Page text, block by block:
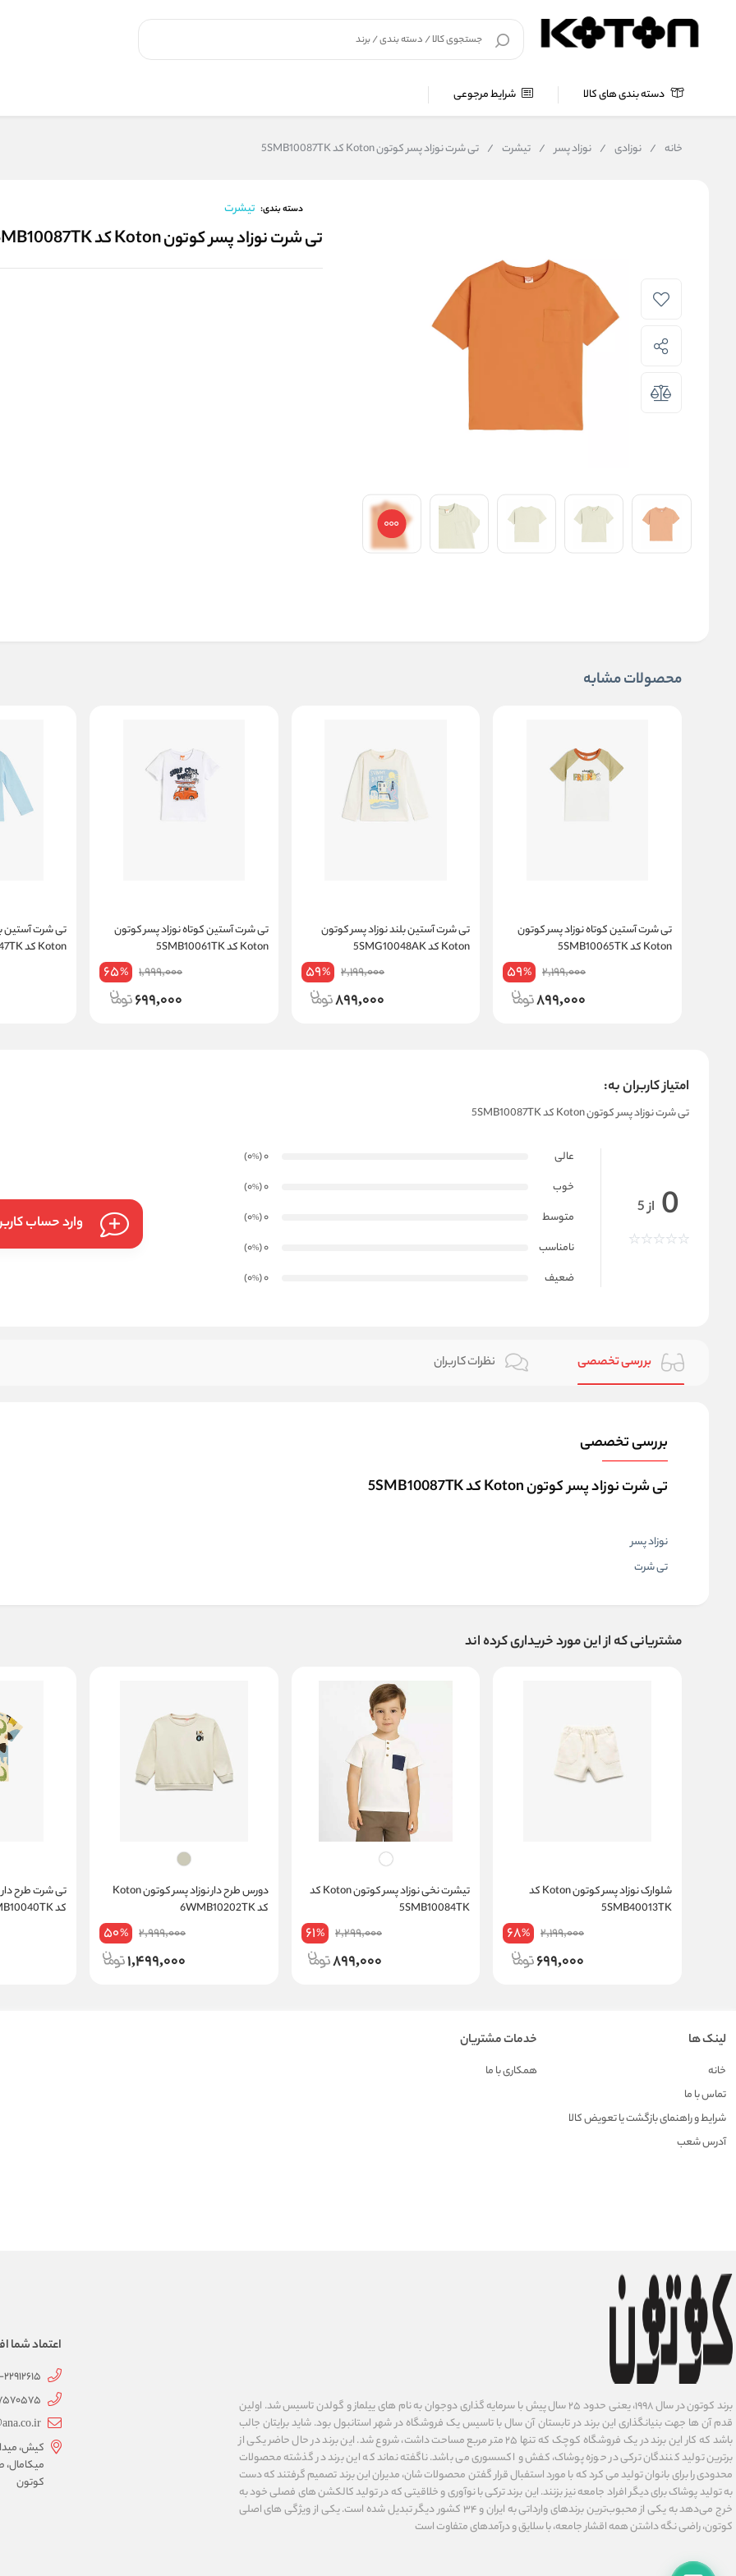
دسته بندی های کالا شرایط مرجوعی
خانه / نوزادی / نوزاد پسر / تیشرت / تی شرت نوزاد پسر کوتون Koton کد 5SMB10087TK
دسته بندی: تیشرت
تی شرت نوزاد پسر کوتون Koton کد 5SMB10087TK
محصولات مشابه
تی شرت آستین کوتاه نوزاد پسر کوتون
Koton کد 5SMB10065TK
2,199,000
59%
899,000
تی شرت آستین بلند نوزاد پسر کوتون
Koton کد 5SMG10048AK
2,199,000
59%
899,000
تی شرت آستین کوتاه نوزاد پسر کوتون
Koton کد 5SMB10061TK
1,999,000
65%
699,000
تی شرت آستین
Koton کد 5WMB10047TK
امتیاز کاربران به:
تی شرت نوزاد پسر کوتون Koton کد 5SMB10087TK
0 از 5
عالی 0
(0
%
)
خوب
0
(0
%
)
متوسط
0
(0
%
)
نامناسب
0
(0
%
)
ضعیف
0
(0
%
)
وارد حساب
بررسی تخصصی نظرات کاربران
بررسی تخصصی
تی شرت نوزاد پسر کوتون Koton کد 5SMB10087TK
نوزاد پسر
تی شرت
مشتریانی که از این مورد خریداری کرده اند
شلوارک نوزاد پسر کوتون Koton کد
5SMB40013TK
2,199,000
68%
699,000
تیشرت نخی نوزاد پسر کوتون Koton کد
5SMB10084TK
2,299,000
61%
899,000
دورس طرح دار نوزاد پسر کوتون Koton
کد 6WMB10202TK
2,999,000
50%
1,499,000
کد 5SMB10040TK
لینک ها
خانه
تماس با ما
شرایط و راهنمای بازگشت یا تعویض کالا
آدرس شعب
خدمات مشتریان
همکاری با ما
برند کوتون در سال ۱۹۹۸، یعنی حدود ۲۵ سال پیش با سرمایه گذاری دوجوان به نام های ییلماز و گولدن تاسیس شد. اولین
قدم آن ها جهت بنیانگذاری این برند در تابستان آن سال با تاسیس یک فروشگاه در شهر استانبول بود. شاید برایتان جالب
باشد که کار این برند در یک فروشگاه کوچک که تنها ۲۵ متر مربع مساحت داشت، شروع شد. این برند در حال حاضر یکی از
برترین تولید کنندگان ترکی در حوزه پوشاک، کفش و اکسسوری می باشد. ناگفته نماند که این برند در گذشته محصولات
محدودی را برای بانوان تولید می کرد که با مورد استفبال قرار گفتن محصولات شان، مدیران این برند تصمیم گرفتند که دست
به تولید پوشاک برای دیگر افراد جامعه نیز بزنند. این برند ترکی با نوآوری ‌و خلاقیتی که در تولید کالکشن های فصلی خود به
خرج می‌دهد به یکی از محبوب‌ترین برندهای وارداتی به ایران و ۳۴ کشور دیگر تبدیل شده‌ است. یکی از ویژگی های اصلی
کوتون، راضی نگه داشتن همه اقشار جامعه، با سلایق و درآمدهای متفاوت است
اعتماد شما
22912615
کیش،
کوتون